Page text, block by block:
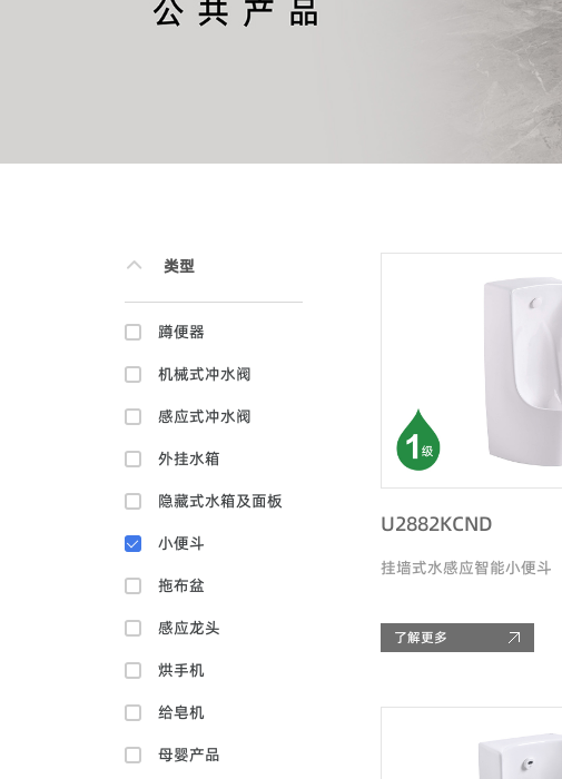
类型
蹲便器
机械式冲水阀
感应式冲水阀
外挂水箱
隐藏式水箱及面板
小便斗
拖布盆
感应龙头
烘手机
给皂机
母婴产品
U2882KCND
挂墙式水感应智能小便斗
了解更多